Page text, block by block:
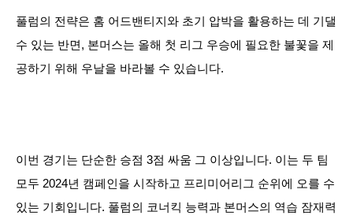
풀럼의 전략은 홈 어드밴티지와 초기 압박을 활용하는 데 기댈
수 있는 반면, 본머스는 올해 첫 리그 우승에 필요한 불꽃을 제
공하기 위해 우날을 바라볼 수 있습니다.
이번 경기는 단순한 승점 3점 싸움 그 이상입니다. 이는 두 팀
모두 2024년 캠페인을 시작하고 프리미어리그 순위에 오를 수
있는 기회입니다. 풀럼의 코너킥 능력과 본머스의 역습 잠재력